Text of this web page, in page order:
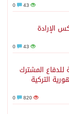
43
الإرادة
43
المشترك
التركية
820